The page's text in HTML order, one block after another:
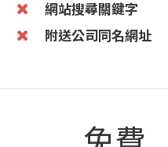
網站搜尋關鍵字
附送公司同名網址